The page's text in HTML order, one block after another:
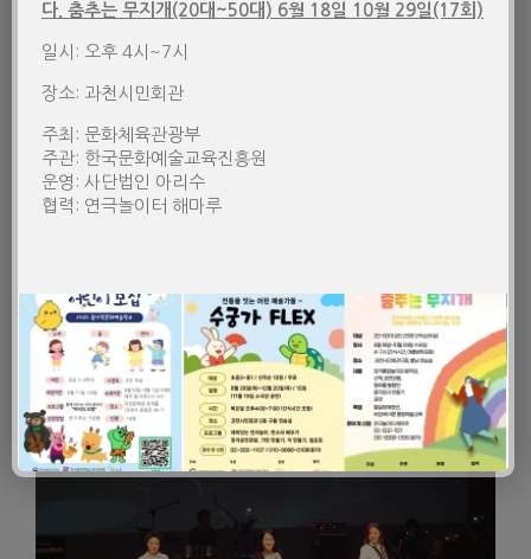
다. 춤추는 무지개(20대~50대) 6월 18일 10월 29일(17회)
일시: 오후 4시~7시
장소: 과천시민회관
주최: 문화체육관광부
주관: 한국문화예술교육진흥원
운영: 사단법인 아리수
협력: 연극놀이터 해마루